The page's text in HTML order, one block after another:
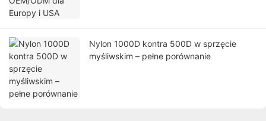
Nylon 1000D kontra 500D w sprzęcie
myśliwskim – pełne porównanie